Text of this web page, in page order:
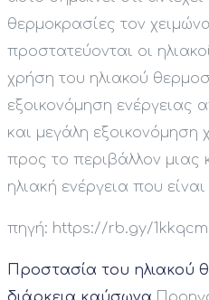
θερμοκρασίες τον
προστατεύονται οι
χρήση του ηλιακού
εξοικονόμηση ενέργειας
και μεγάλη εξοικονόμηση
προς το περιβάλλον μιας
ηλιακή ενέργεια που
πηγή: https://rb.gy/1kkqcm
Προστασία του ηλιακού